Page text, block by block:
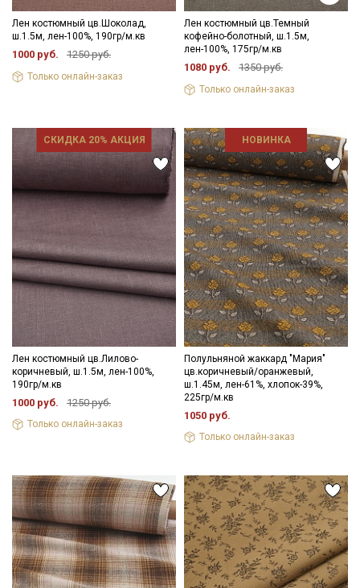
Лен костюмный цв.Шоколад,
ш.1.5м, лен-100%, 190гр/м.кв
1000 руб. 1250 руб.
Только онлайн-заказ
Лен костюмный цв.Темный
кофейно-болотный, ш.1.5м,
лен-100%, 175гр/м.кв
1080 руб. 1350 руб.
Только онлайн-заказ
СКИДКА 20% АКЦИЯ
Лен костюмный цв.Лилово-
коричневый, ш.1.5м, лен-100%,
190гр/м.кв
1000 руб. 1250 руб.
Только онлайн-заказ
НОВИНКА
Полульняной жаккард "Мария"
цв.коричневый/оранжевый,
ш.1.45м, лен-61%, хлопок-39%,
225гр/м.кв
1050 руб.
Только онлайн-заказ